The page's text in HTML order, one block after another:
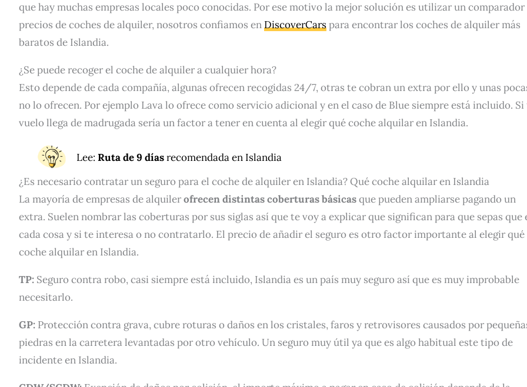
que hay muchas empresas locales poco conocidas. Por ese motivo la mejor solución es utilizar un comparador
precios de coches de alquiler, nosotros confiamos enDiscoverCarspara encontrar los coches de alquiler más
baratos de Islandia.
¿Se puede recoger el coche de alquiler a cualquier hora?
Esto depende de cada compañía, algunas ofrecen recogidas 24/7, otras te cobran un extra por ello y unas
no lo ofrecen. Por ejemplo Lava lo ofrece como servicio adicional y en el caso de Blue siempre está incluido.
vuelo llega de madrugada sería un factor a tener en cuenta al elegir qué coche alquilar en Islandia.
Lee: Ruta de 9 díasrecomendada en Islandia
¿Es necesario contratar un seguro para el coche de alquiler en Islandia? Qué coche alquilar en Islandia
La mayoría de empresas de alquilerofrecen distintas coberturas básicasque pueden ampliarse pagando un
extra. Suelen nombrar las coberturas por sus siglas así que te voy a explicar que significan para que sepas que
cada cosa y si te interesa o no contratarlo. El precio de añadir el seguro es otro factor importante al elegir qué
coche alquilar en Islandia.
TP: Seguro contra robo, casi siempre está incluido, Islandia es un país muy seguro así que es muy improbable
necesitarlo.
GP: Protección contra grava, cubre roturas o daños en los cristales, faros y retrovisores causados por
piedras en la carretera levantadas por otro vehículo. Un seguro muy útil ya que es algo habitual este tipo de
incidente en Islandia.